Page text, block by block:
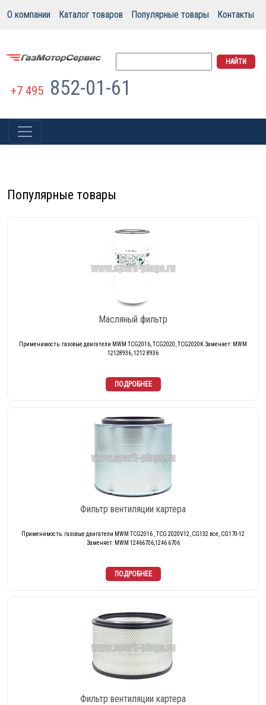
О компании Каталог товаров Популярные товары Контакты
+7 495 852-01-61
Популярные товары
Масляный фильтр
Применимость: газовые двигатели MWM TCG2016, TCG2020, TCG2020K Заменяет: MWM
12128936, 1212 8936
Фильтр вентиляции картера
Применимость: газовые двигатели MWM TCG2016 , TCG 2020V12, CG132 все, CG170-12
Заменяет: MWM 12466706,1246 6706
Фильтр вентиляции картера